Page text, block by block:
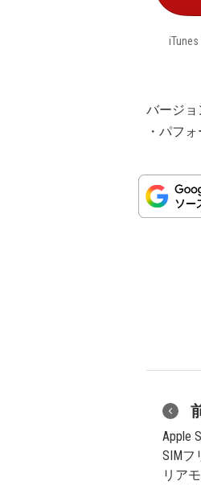
iTunes
バージョ
・パフ
Apple
SIMフ
リア